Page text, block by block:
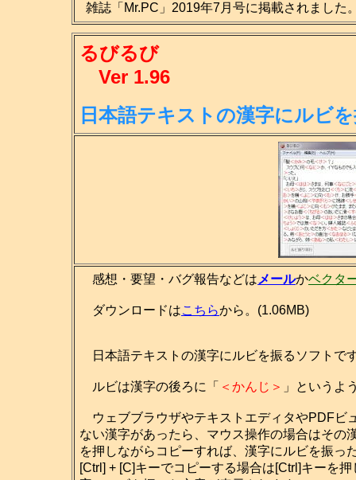
雑誌「Mr.PC」2019年7月号に掲載されました
るびるび
Ver 1.96
日本語テキストの漢字にルビ
感想・要望・バグ報告などは メールかベクタ
ダウンロードはこちらから。(1.06MB)
日本語テキストの漢字にルビを振るソフトで
ルビは漢字の後ろに「 ＜かんじ＞ 」というよ
ウェブブラウザやテキストエディタやPDFビ
ない漢字があったら、マウス操作の場合はその
を押しながらコピーすれば、漢字にルビを振っ
[Ctrl] + [C]キーでコピーする場合は[Ctrl]キーを